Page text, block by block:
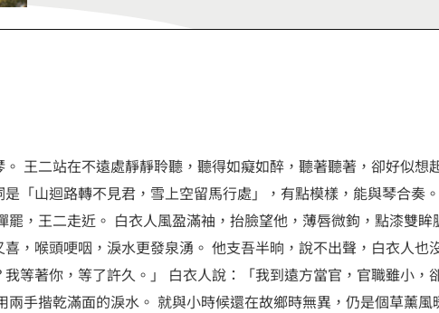
8
王二站在不遠處靜靜聆聽，聽得如癡如醉，聽著聽著，卻好似
「山迴路轉不見君，雪上空留馬行處」，有點模樣，能與琴合奏
罷，王二走近。 白衣人風盈滿袖，抬臉望他，薄唇微鉤，點漆雙
，喉頭哽咽，淚水更發泉湧。 他支吾半晌，說不出聲，白衣人
等著你，等了許久。」 白衣人說：「我到遠方當官，官職雖小，
兩手揩乾滿面的淚水。 就與小時候還在故鄉時無異，仍是個草薰